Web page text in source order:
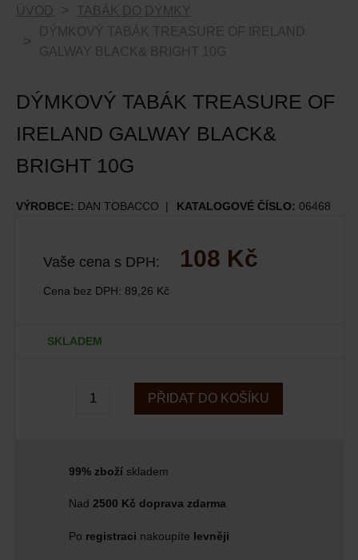
ÚVOD
TABÁK DO DÝMKY
DÝMKOVÝ TABÁK TREASURE OF IRELAND
GALWAY BLACK& BRIGHT 10G
DÝMKOVÝ TABÁK TREASURE OF
IRELAND GALWAY BLACK&
BRIGHT 10G
VÝROBCE: DAN TOBACCO KATALOGOVÉ ČÍSLO: 06468
Vaše cena s DPH: 108 Kč
Cena bez DPH: 89,26 Kč
SKLADEM
PŘIDAT DO KOŠÍKU
99% zbožískladem
Nad 2500 Kč doprava zdarma
Po registraci nakoupíte levněji